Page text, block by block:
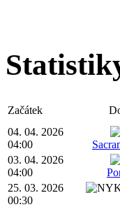
Začátek
04. 04. 2026
04:00
03. 04. 2026
04:00
25. 03. 2026
00:30